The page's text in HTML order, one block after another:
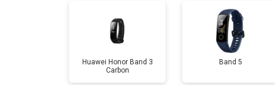
Замена Wi-Fi
Замена Bluetooth
Huawei Honor Band 3
Carbon
Band 5